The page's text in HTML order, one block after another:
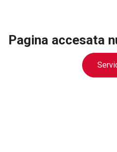
Pagina accesata